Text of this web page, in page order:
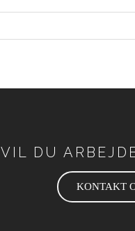
VIL DU
KONTAKT